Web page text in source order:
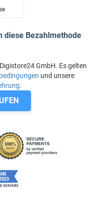
diese Bezahlmethode
GmbH. Es gelten
und unsere
.